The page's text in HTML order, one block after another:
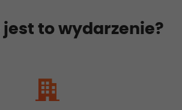
jest to wydarzenie?